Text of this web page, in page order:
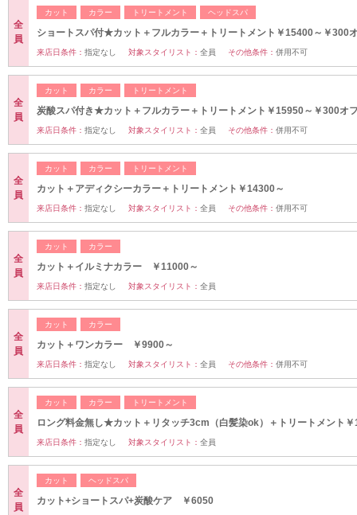
全
員
カット カラー トリートメント ヘッドスパ
ショートスパ付★カット＋フルカラー＋トリートメント￥15400～￥300
来店日条件： 指定なし 対象スタイリスト： 全員 その他条件： 併用不可
全
員
カット カラー トリートメント
炭酸スパ付き★カット＋フルカラー＋トリートメント￥15950～￥300オ
来店日条件： 指定なし 対象スタイリスト： 全員 その他条件： 併用不可
全
員
カット カラー トリートメント
カット＋アディクシーカラー＋トリートメント￥14300～
来店日条件： 指定なし 対象スタイリスト： 全員 その他条件： 併用不可
全
員
カット カラー
カット＋イルミナカラー ￥11000～
来店日条件： 指定なし 対象スタイリスト： 全員
全
員
カット カラー
カット＋ワンカラー ￥9900～
来店日条件： 指定なし 対象スタイリスト： 全員 その他条件： 併用不可
全
員
カット カラー トリートメント
ロング料金無し★カット＋リタッチ3cm（白髪染ok）＋トリートメント
来店日条件： 指定なし 対象スタイリスト： 全員
全
員
カット ヘッドスパ
カット+ショートスパ+炭酸ケア ￥6050